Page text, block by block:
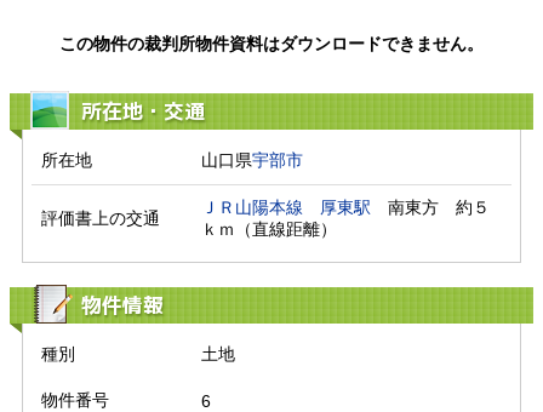
この物件の裁判所物件資料はダウンロードできません。
所在地・交通
所在地 山口県宇部市
評価書上の交通
ＪＲ山陽本線 厚東駅 南東方　約５
ｋｍ（直線距離）
物件情報
種別 土地
物件番号 6